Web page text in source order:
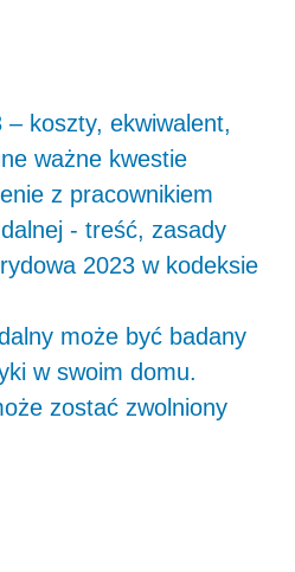
koszty, ekwiwalent,
ważne kwestie
z pracownikiem
- treść, zasady
2023 w kodeksie
może być badany
w swoim domu.
zostać zwolniony